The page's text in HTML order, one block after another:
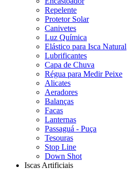
Repelente
Protetor Solar
Canivetes
Luz Química
Elástico para Isca Natural
Lubrificantes
Capa de Chuva
Régua para Medir Peixe
Alicates
Aeradores
Balanças
Facas
Lanternas
Passaguá - Puça
Tesouras
Stop Line
Down Shot
Iscas Artificiais